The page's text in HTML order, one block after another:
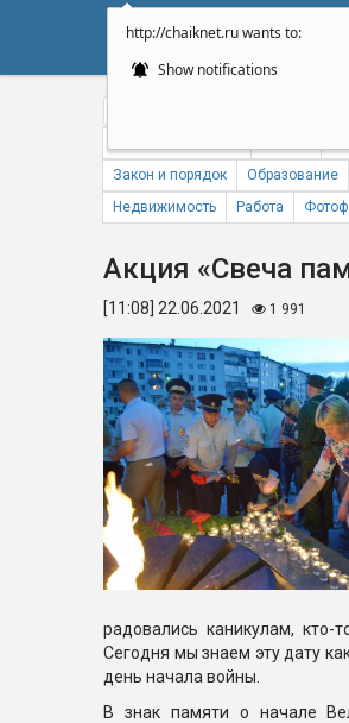
http://chaiknet.ru wants to:
Show notifications
Закон и порядок
Образование
Недвижимость
Работа
Акция «Свеча
[11:08] 22.06.2021 1 991
радовались каникулам,
Сегодня мы знаем эту дату
день начала войны.
В знак памяти о начале